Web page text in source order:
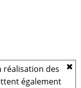
réalisation des
également